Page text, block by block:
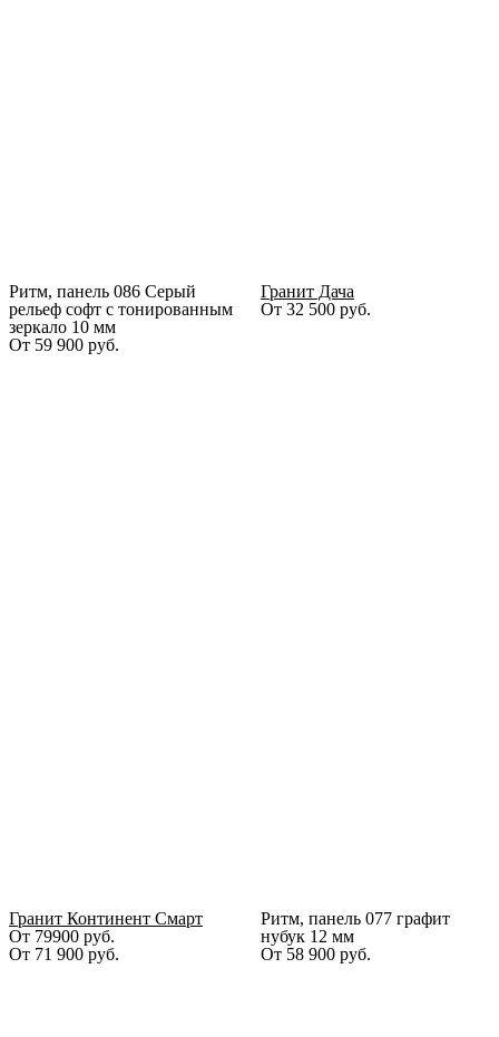
Ритм, панель 086 Серый
рельеф софт с тонированным
зеркало 10 мм
От 59 900 руб.
Гранит Дача
От 32 500 руб.
Гранит Континент Смарт
От 79900 руб.
От 71 900 руб.
Ритм, панель 077 графит
нубук 12 мм
От 58 900 руб.